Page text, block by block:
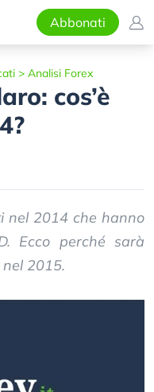
Abbonati
> Analisi Forex
cos’è
nel 2014 che hanno
Ecco perché sarà
2015.